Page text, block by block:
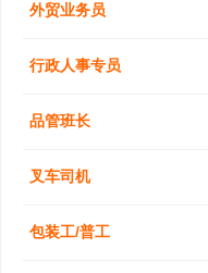
外贸业务员
行政人事专员
品管班长
叉车司机
包装工/普工